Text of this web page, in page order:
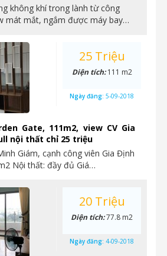
không khí trong lành từ công
mát mắt, ngắm được máy bay…
Gate, 111m2, view CV Gia
nội thất chỉ 25 triệu
Giám, cạnh công viên Gia Định
Nội thất: đầy đủ Giá…
25 Triệu
Diện tích:111 m2
Ngày đăng: 5-09-2018
20 Triệu
Diện tích:77.8 m2
Ngày đăng: 4-09-2018